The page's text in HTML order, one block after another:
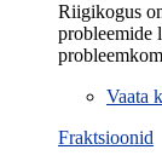
Riigikogus
probleemide
Vaata
Fraktsioonid